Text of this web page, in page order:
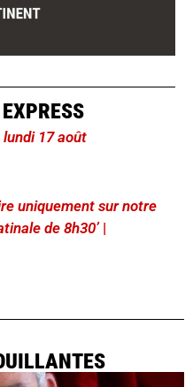
lundi 17 août
uniquement sur notre
de 8h30’|